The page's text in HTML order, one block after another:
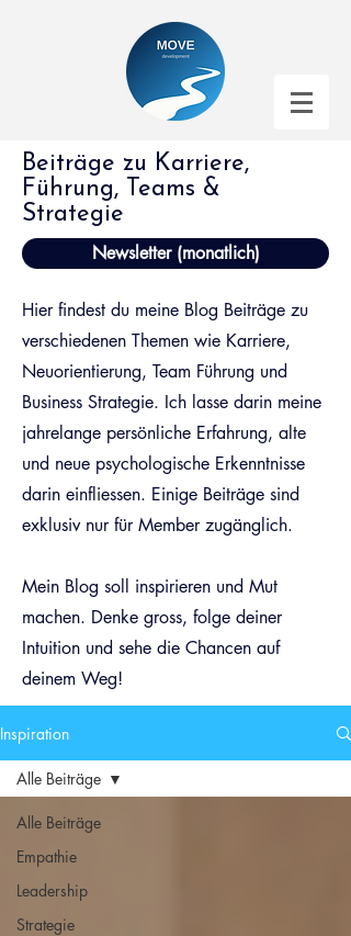
Beiträge zu Karriere,
Führung, Teams &
Strategie
Newsletter (monatlich)
Hier findest du meine Blog Beiträge zu
verschiedenen Themen wie Karriere,
Neuorientierung, Team Führung und
Business Strategie. Ich lasse darin meine
jahrelange persönliche Erfahrung, alte
und neue psychologische Erkenntnisse
darin einfliessen. Einige Beiträge sind
exklusiv nur für Member zugänglich.
Mein Blog soll inspirieren und Mut
machen. Denke gross, folge deiner
Intuition und sehe die Chancen auf
deinem Weg!
Inspiration
Alle Beiträge
Empathie
Leadership
Strategie
Alle Beiträge